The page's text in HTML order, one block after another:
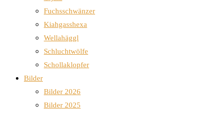
Fuchsschwänzer
Kiahgasshexa
Wellahäggl
Schluchtwölfe
Schollaklopfer
Bilder
Bilder 2026
Bilder 2025